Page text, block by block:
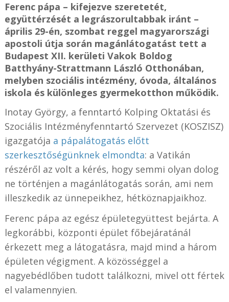
Ferenc pápa – kifejezve szeretetét,
együttérzését a legrászorultabbak iránt –
április 29-én, szombat reggel magyarországi
apostoli útja során magánlátogatást tett a
Budapest XII. kerületi Vakok Boldog
Batthyány-Strattmann László Otthonában,
melyben szociális intézmény, óvoda, általános
iskola és különleges gyermekotthon működik.
Inotay György, a fenntartó Kolping Oktatási és
Szociális Intézményfenntartó Szervezet (KOSZISZ)
igazgatója a pápalátogatás előtt
szerkesztőségünknek elmondta: a Vatikán
részéről az volt a kérés, hogy semmi olyan dolog
ne történjen a magánlátogatás során, ami nem
illeszkedik az ünnepeikhez, hétköznapjaikhoz.
Ferenc pápa az egész épületegyüttest bejárta. A
legkorábbi, központi épület főbejáratánál
érkezett meg a látogatásra, majd mind a három
épületen végigment. A közösséggel a
nagyebédlőben tudott találkozni, mivel ott fértek
el valamennyien.